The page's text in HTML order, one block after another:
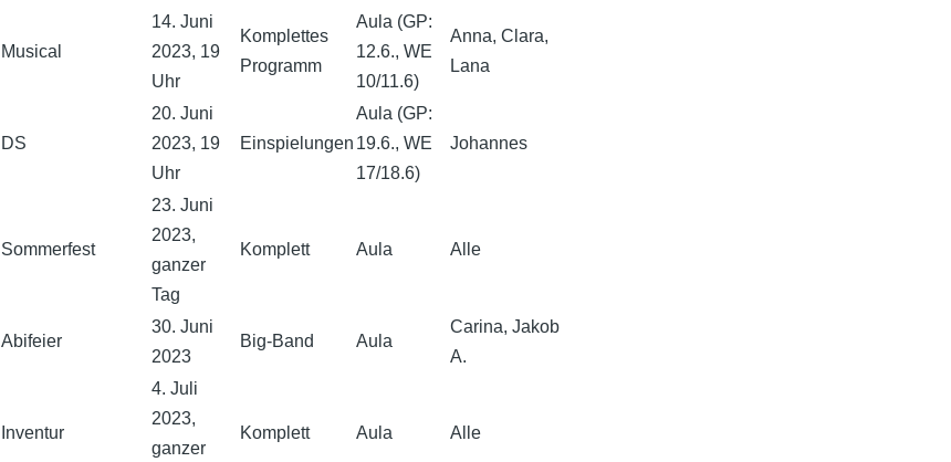
Musical
14. Juni
2023, 19
Uhr
Komplettes
Programm
Aula (GP:
12.6., WE
10/11.6)
Anna, Clara,
Lana
DS
20. Juni
2023, 19
Uhr
Einspielungen
Aula (GP:
19.6., WE
17/18.6)
Johannes
Sommerfest
23. Juni
2023,
ganzer
Tag
Komplett Aula Alle
Abifeier
30. Juni
2023
Big-Band Aula
Carina, Jakob
A.
Inventur
4. Juli
2023,
ganzer
Komplett Aula Alle